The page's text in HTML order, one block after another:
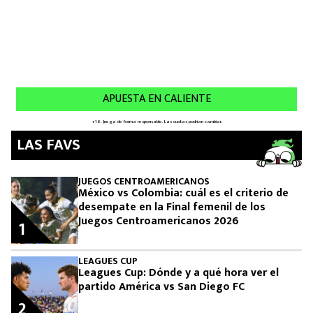
LAS FAVS
JUEGOS CENTROAMERICANOS
México vs Colombia: cuál es el criterio de
desempate en la Final femenil de los
Juegos Centroamericanos 2026
1
LEAGUES CUP
Leagues Cup: Dónde y a qué hora ver el
partido América vs San Diego FC